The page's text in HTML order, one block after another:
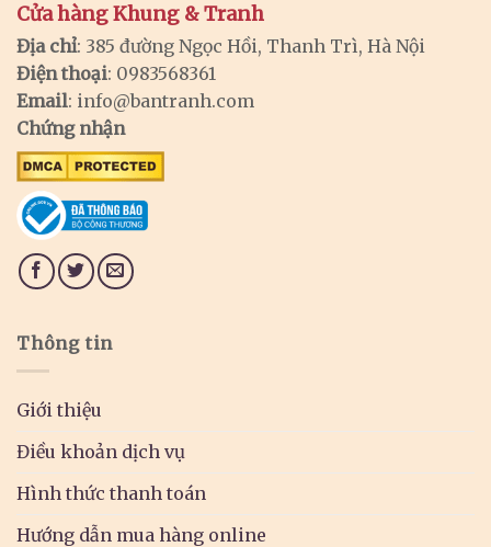
Cửa hàng Khung & Tranh
Địa chỉ: 385 đường Ngọc Hồi, Thanh Trì, Hà Nội
Điện thoại: 0983568361
Email: info@bantranh.com
Chứng nhận
Thông tin
Giới thiệu
Điều khoản dịch vụ
Hình thức thanh toán
Hướng dẫn mua hàng online